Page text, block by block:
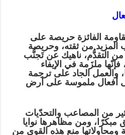
الفائزة حريصة على
المزيد من ثقته، وحريصة
التقدُّم، ناهيك عن تَجنُّب
بعد 4 أعوام، فإنّها ملزَمة في الإيفاء
والعمل الجاد على ترجمة
أفعال ملموسة على أرض
من المصاعب والتحدّيات
مبكرًا، ومن مظاهرها نوايا
ومحاولاتها منع هذه القوى من